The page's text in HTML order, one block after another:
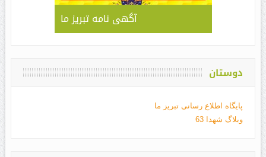
آگهی نامه تبریز ما
دوستان
پایگاه اطلاع رسانی تبریز ما
وبلاگ شهدا 63